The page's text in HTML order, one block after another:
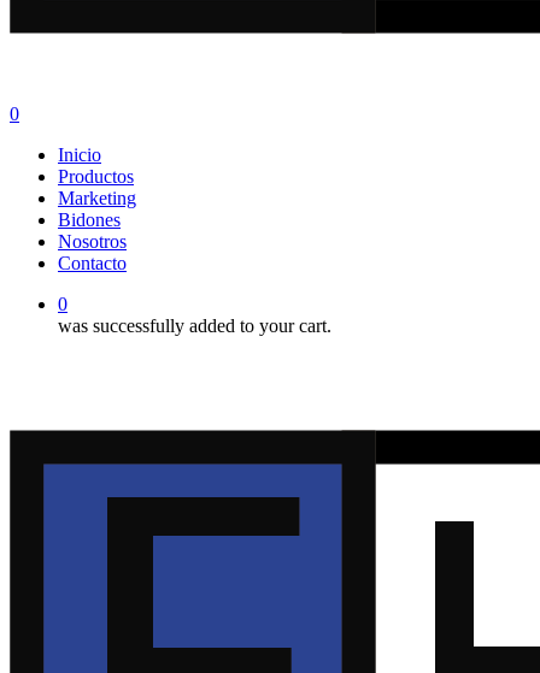
0
Inicio
Productos
Marketing
Bidones
Nosotros
Contacto
0
was successfully added to your cart.